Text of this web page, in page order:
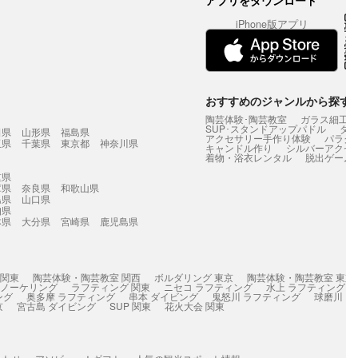
iPhone版アプリ
山形県
福島県
千葉県 東京都
神奈川県
奈良県
和歌山県
山口県
大分県 宮崎県
鹿児島県
おすすめのジャンルから探
陶芸体験･陶芸教室 ガラス細
SUP･スタンドアップパドル
アクセサリー手作り体験 パ
キャンドル作り シルバーア
着物・浴衣レンタル 脱出ゲー
東 陶芸体験・陶芸教室 関西 ボルダリング 東京 陶芸体験・陶芸教室
ーケリング ラフティング 関東 ニセコ ラフティング 水上 ラフティング
グ 奥多摩 ラフティング 串本 ダイビング 鬼怒川 ラフティング 球磨川
宮古島 ダイビング SUP 関東 花火大会 関東